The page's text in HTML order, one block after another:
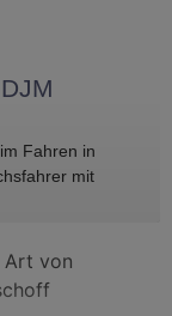
Fahren in
mit
Frederik